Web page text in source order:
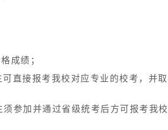
成绩；
直接报考我校对应专业的校考，并取
参加并通过省级统考后方可报考我校